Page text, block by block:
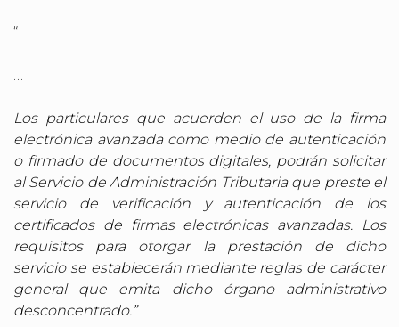
“
…
Los particulares que acuerden el uso de la firma
electrónica avanzada como medio de autenticación
o firmado de documentos digitales, podrán solicitar
al Servicio de Administración Tributaria que preste el
servicio de verificación y autenticación de los
certificados de firmas electrónicas avanzadas. Los
requisitos para otorgar la prestación de dicho
servicio se establecerán mediante reglas de carácter
general que emita dicho órgano administrativo
desconcentrado.”